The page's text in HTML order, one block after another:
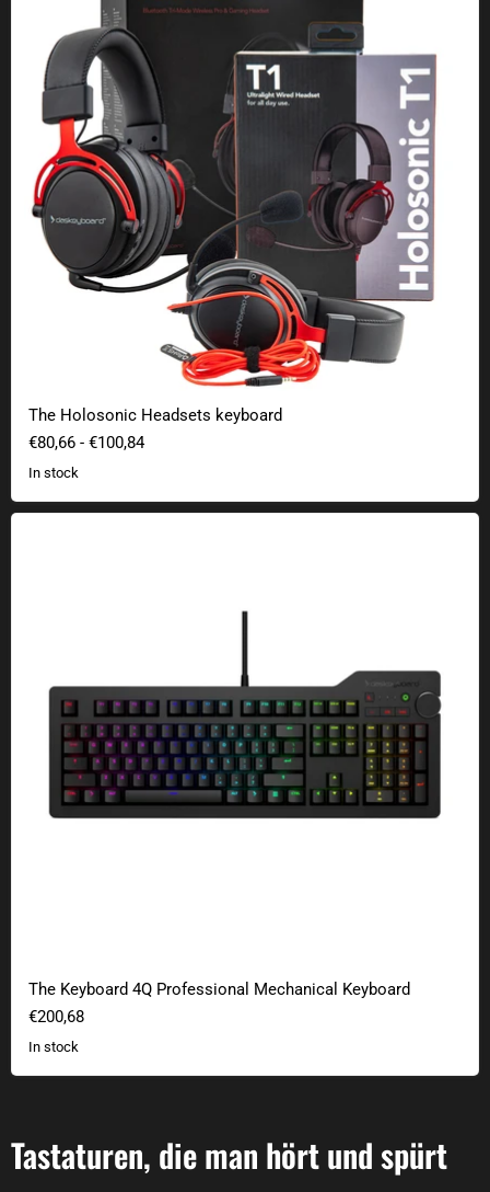
The Holosonic Headsets keyboard
€80,66 - €100,84
In stock
The Keyboard 4Q Professional Mechanical Keyboard
€200,68
In stock
Tastaturen, die man hört und spürt